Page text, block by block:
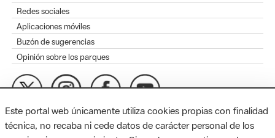
Redes sociales
Aplicaciones móviles
Buzón de sugerencias
Opinión sobre los parques
MAPA WEB AVISO LEGAL ACCESIBILIDAD
Este portal web únicamente utiliza cookies propias con finalidad
técnica, no recaba ni cede datos de carácter personal de los